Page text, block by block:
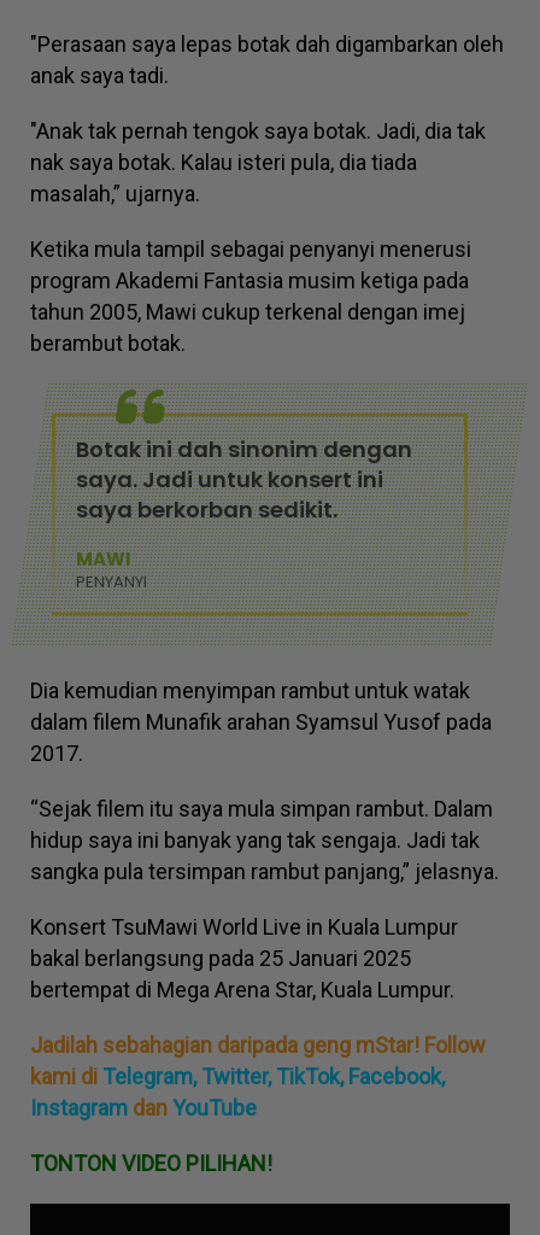
"Perasaan saya lepas botak dah digambarkan oleh
anak saya tadi.
"Anak tak pernah tengok saya botak. Jadi, dia tak
nak saya botak. Kalau isteri pula, dia tiada
masalah,” ujarnya.
Ketika mula tampil sebagai penyanyi menerusi
program Akademi Fantasia musim ketiga pada
tahun 2005, Mawi cukup terkenal dengan imej
berambut botak.
Botak ini dah sinonim dengan
saya. Jadi untuk konsert ini
saya berkorban sedikit.
MAWI
PENYANYI
Dia kemudian menyimpan rambut untuk watak
dalam filem Munafik arahan Syamsul Yusof pada
2017.
“Sejak filem itu saya mula simpan rambut. Dalam
hidup saya ini banyak yang tak sengaja. Jadi tak
sangka pula tersimpan rambut panjang,” jelasnya.
Konsert TsuMawi World Live in Kuala Lumpur
bakal berlangsung pada 25 Januari 2025
bertempat di Mega Arena Star, Kuala Lumpur.
Jadilah sebahagian daripada geng mStar! Follow
kami di Telegram, Twitter, TikTok, Facebook,
Instagram danYouTube
TONTON VIDEO PILIHAN!